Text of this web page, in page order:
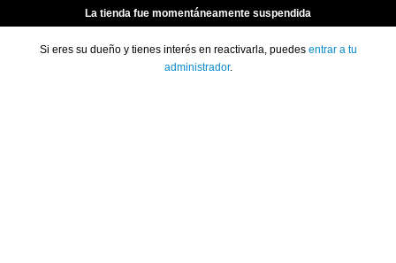
La tienda fue momentáneamente suspendida
Si eres su dueño y tienes interés en reactivarla, puedes entrar a tu
administrador.